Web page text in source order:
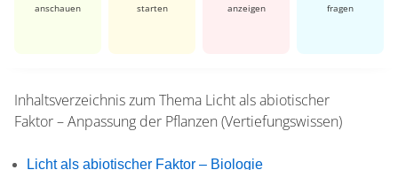
anschauen starten anzeigen fragen
Inhaltsverzeichnis zum Thema Licht als abiotischer
Faktor – Anpassung der Pflanzen (Vertiefungswissen)
Licht als abiotischer Faktor – Biologie